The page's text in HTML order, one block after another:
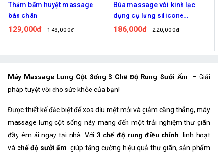
Thảm bấm huyệt massage
bàn chân
129,000đ 148,000đ
Búa massage vòi kinh lạc
dụng cụ lưng silicone
ALIZZ
186,000đ 220,000đ
Máy Massage Lưng Cột Sống 3 Chế Độ Rung Sưởi Ấm
– Giải
pháp tuyệt vời cho sức khỏe của bạn!
Được thiết kế đặc biệt để xoa dịu mệt mỏi và giảm căng thẳng, máy
massage lưng cột sống này mang đến một trải nghiệm thư giãn
đầy êm ái ngay tại nhà. Với 3 chế độ rung điều chỉnh
linh hoạt
và chế độ sưởi ấm giúp tăng cường hiệu quả thư giãn, sản phẩm